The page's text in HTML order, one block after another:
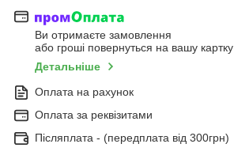
Ви отримаєте замовлення
або гроші повернуться на вашу картку
Детальніше
Оплата на рахунок
Оплата за реквізитами
Післяплата - (передплата від 300грн)